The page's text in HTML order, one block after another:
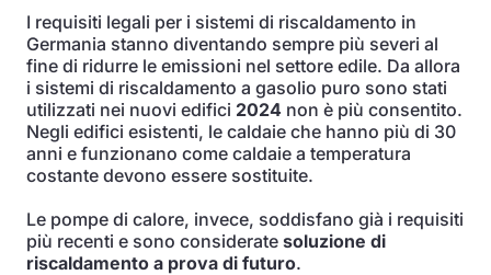
I requisiti legali per i sistemi di riscaldamento in
Germania stanno diventando sempre più severi al
fine di ridurre le emissioni nel settore edile. Da allora
i sistemi di riscaldamento a gasolio puro sono stati
utilizzati nei nuovi edifici 2024 non è più consentito.
Negli edifici esistenti, le caldaie che hanno più di 30
anni e funzionano come caldaie a temperatura
costante devono essere sostituite.
Le pompe di calore, invece, soddisfano già i requisiti
più recenti e sono considerate soluzione di
riscaldamento a prova di futuro.